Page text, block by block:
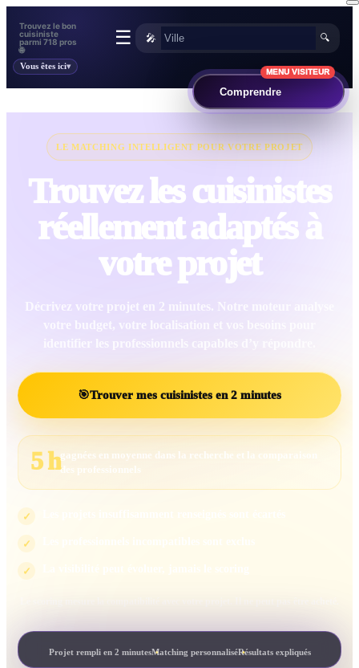
Trouvez le bon
cuisiniste
parmi 718 pros
🌐
🎤 🔍
☰
Vous êtes ici
LE MATCHING INTELLIGENT POUR VOTRE PROJET
Trouvez les cuisinistes
réellement adaptés à
votre projet
Décrivez votre projet en 2 minutes. Notre moteur analyse
votre budget, votre localisation et vos besoins pour
identifier les professionnels capables d’y répondre.
🎯Trouver mes cuisinistes en 2 minutes
5 hgagnées en moyenne dans la recherche et la comparaison
des professionnels
✓
✓
✓
Projet rempli en 2 minutesMatching personnaliséRésultats expliqués
MENU VISITEUR
Comprendre